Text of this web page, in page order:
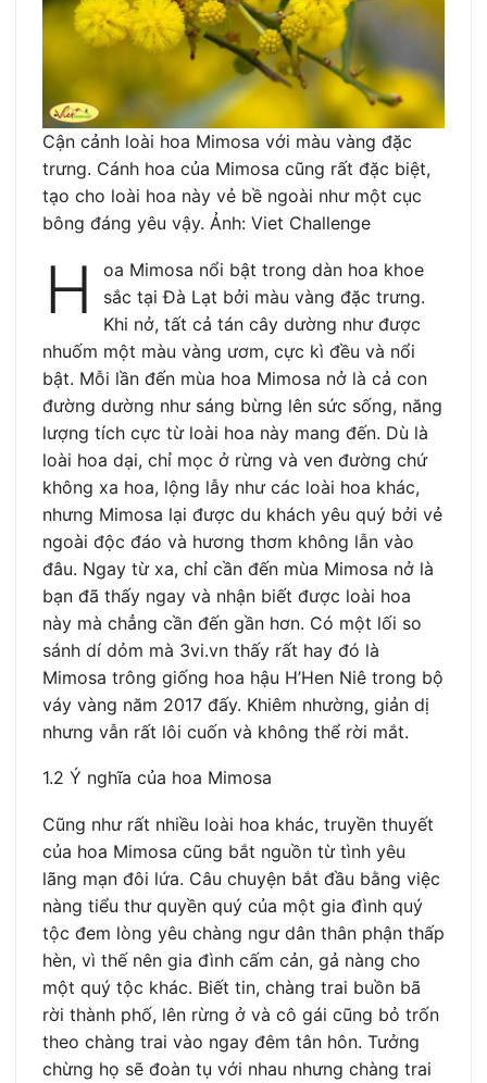
Cận cảnh loài hoa Mimosa với màu vàng đặc
trưng. Cánh hoa của Mimosa cũng rất đặc biệt,
tạo cho loài hoa này vẻ bề ngoài như một cục
bông đáng yêu vậy. Ảnh: Viet Challenge
H
oa Mimosa nổi bật trong dàn hoa khoe
sắc tại Đà Lạt bởi màu vàng đặc trưng.
Khi nở, tất cả tán cây dường như được
nhuốm một màu vàng ươm, cực kì đều và nổi
bật. Mỗi lần đến mùa hoa Mimosa nở là cả con
đường dường như sáng bừng lên sức sống, năng
lượng tích cực từ loài hoa này mang đến. Dù là
loài hoa dại, chỉ mọc ở rừng và ven đường chứ
không xa hoa, lộng lẫy như các loài hoa khác,
nhưng Mimosa lại được du khách yêu quý bởi vẻ
ngoài độc đáo và hương thơm không lẫn vào
đâu. Ngay từ xa, chỉ cần đến mùa Mimosa nở là
bạn đã thấy ngay và nhận biết được loài hoa
này mà chẳng cần đến gần hơn. Có một lối so
sánh dí dỏm mà 3vi.vn thấy rất hay đó là
Mimosa trông giống hoa hậu H’Hen Niê trong bộ
váy vàng năm 2017 đấy. Khiêm nhường, giản dị
nhưng vẫn rất lôi cuốn và không thể rời mắt.
1.2 Ý nghĩa của hoa Mimosa
Cũng như rất nhiều loài hoa khác, truyền thuyết
của hoa Mimosa cũng bắt nguồn từ tình yêu
lãng mạn đôi lứa. Câu chuyện bắt đầu bằng việc
nàng tiểu thư quyền quý của một gia đình quý
tộc đem lòng yêu chàng ngư dân thân phận thấp
hèn, vì thế nên gia đình cấm cản, gả nàng cho
một quý tộc khác. Biết tin, chàng trai buồn bã
rời thành phố, lên rừng ở và cô gái cũng bỏ trốn
theo chàng trai vào ngay đêm tân hôn. Tưởng
chừng họ sẽ đoàn tụ với nhau nhưng chàng trai